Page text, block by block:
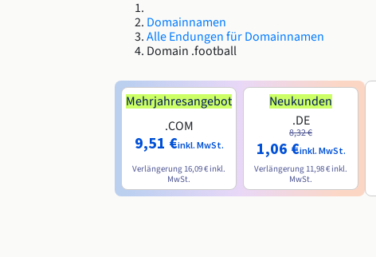
Domainnamen
Alle Endungen für Domainnamen
Domain .football
Mehrjahresangebot
.COM
9,51 €inkl. MwSt.
Verlängerung 16,09 € inkl.
MwSt.
Neukunden
.DE
8,32 €
1,06 €inkl. MwSt.
Verlängerung 11,98 € inkl.
MwSt.